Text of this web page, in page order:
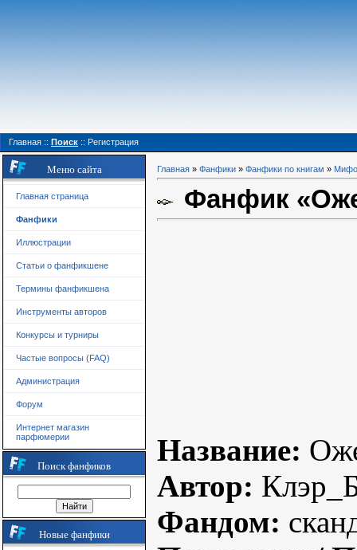
Главная :: Поиск :: Регистрация
Меню сайта
Главная страница
Фанфики
Иллюстрации
Статьи о фанфикшене
Термины фанфикшена
Инструменты авторов
Конкурсы и турниры
Частые вопросы (FAQ)
Администрация
Форум
Интернет магазин
парфюмерии
Поиск фанфиков
Новые фанфики
Главная » Фанфики » Фанфики по книгам »
Фанфик
Название:
Автор:
Фандом: